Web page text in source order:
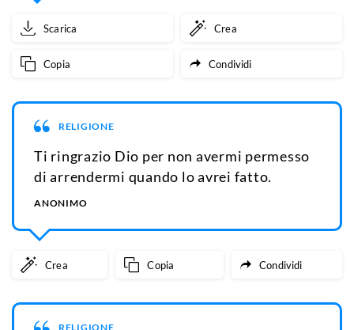
Scarica Crea
Copia Condividi
RELIGIONE
Ti ringrazio Dio per non avermi permesso
di arrendermi quando lo avrei fatto.
ANONIMO
Crea Copia Condividi
RELIGIONE